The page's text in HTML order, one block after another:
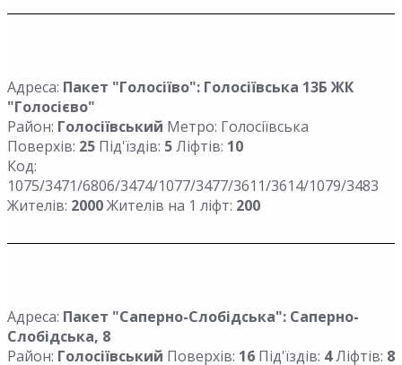
Адреса: Пакет "Голосіїво": Голосіївська 13Б ЖК
"Голосієво"
Район: Голосіївський Метро: Голосіївська
Поверхів: 25 Під'їздів: 5Ліфтів: 10
Код:
1075/3471/6806/3474/1077/3477/3611/3614/1079/3483
Жителів: 2000Жителів на 1 ліфт: 200
Адреса: Пакет "Саперно-Слобідська": Саперно-
Слобідська, 8
Район: Голосіївський Поверхів: 16 Під'їздів: 4Ліфтів: 8